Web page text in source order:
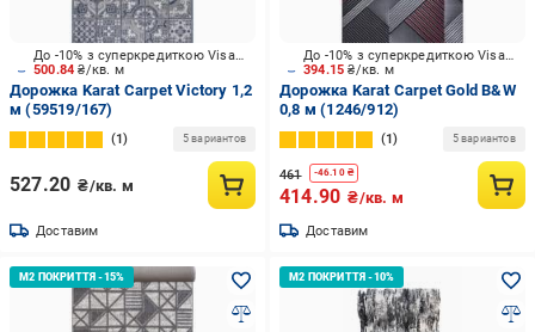
500.84₴/кв. м
До -10% з суперкредиткою Visa Вигода
Дорожка Karat Carpet Victory 1,2
м (59519/167)
1 5 вариантов
527.20 ₴/кв. м
Доставим
394.15₴/кв. м
До -10% з суперкредиткою Visa Вигода
Дорожка Karat Carpet Gold B&W
0,8 м (1246/912)
1 5 вариантов
461 -46.10₴
414.90 ₴/кв. м
Доставим